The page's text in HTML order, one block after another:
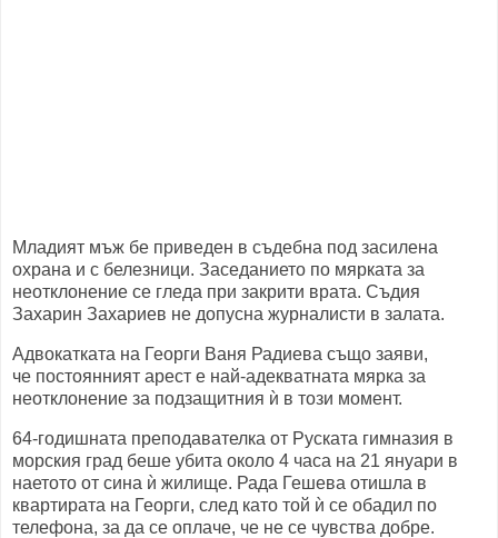
Младият мъж бе приведен в съдебна под засилена
охрана и с белезници. Заседанието по мярката за
неотклонение се гледа при закрити врата. Съдия
Захарин Захариев не допусна журналисти в залата.
Адвокатката на Георги Ваня Радиева също заяви,
че постоянният арест е най-адекватната мярка за
неотклонение за подзащитния ѝ в този момент.
64-годишната преподавателка от Руската гимназия в
морския град беше убита около 4 часа на 21 януари в
наетото от сина ѝ жилище. Рада Гешева отишла в
квартирата на Георги, след като той ѝ се обадил по
телефона, за да се оплаче, че не се чувства добре.